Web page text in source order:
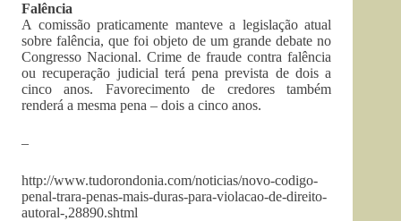
Falência
A comissão praticamente manteve a legislação atual
sobre falência, que foi objeto de um grande debate no
Congresso Nacional. Crime de fraude contra falência
ou recuperação judicial terá pena prevista de dois a
cinco anos. Favorecimento de credores também
renderá a mesma pena – dois a cinco anos.
–
http://www.tudorondonia.com/noticias/novo-codigo-
penal-trara-penas-mais-duras-para-violacao-de-direito-
autoral-,28890.shtml